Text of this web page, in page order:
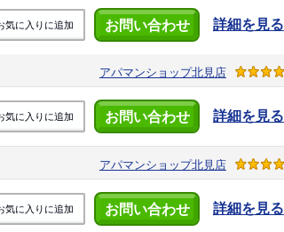
気に入りに追加 お問い合わせ 詳細を見る
アパマンショップ北見店
気に入りに追加 お問い合わせ 詳細を見る
アパマンショップ北見店
気に入りに追加 お問い合わせ 詳細を見る